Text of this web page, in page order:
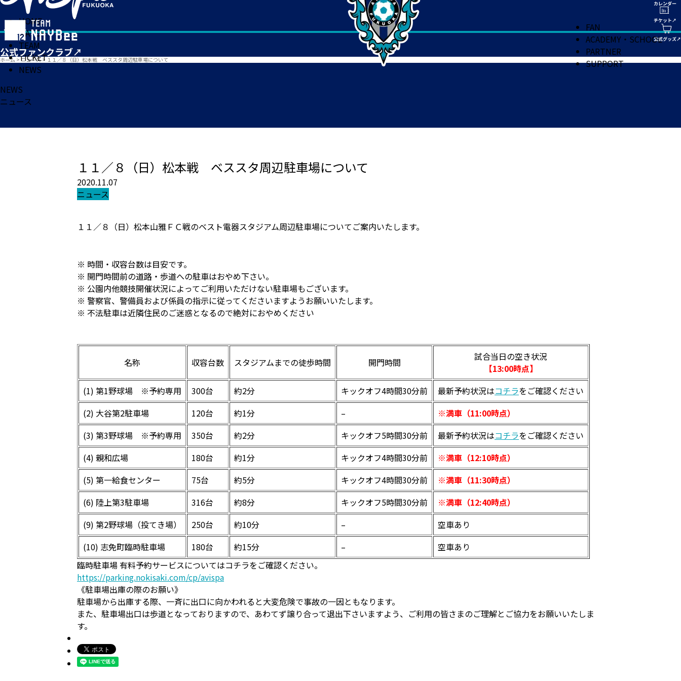
HOME
MATCH
TEAM
TICKET
NEWS
FAN
ACADEMY・SCHOOL
PARTNER
SUPPORT
ホーム > ニュース> １１／８（日）松本戦 ベススタ周辺駐車場について
NEWS
ニュース
１１／８（日）松本戦 ベススタ周辺駐車場について
2020.11.07
ニュース
１１／８（日）松本山雅ＦＣ戦のベスト電器スタジアム周辺駐車場についてご案内いたします。
※ 時間・収容台数は目安です。
※ 開門時間前の道路・歩道への駐車はおやめ下さい。
※ 公園内他競技開催状況によってご利用いただけない駐車場もございます。
※ 警察官、警備員および係員の指示に従ってくださいますようお願いいたします。
※ 不法駐車は近隣住民のご迷惑となるので絶対におやめください
名称 収容台数 スタジアムまでの徒歩時間 開門時間
試合当日の空き状況
【13:00時点】
(1) 第1野球場 ※予約専用
300台 約2分 キックオフ4時間30分前 最新予約状況はコチラをご確認ください
(2) 大谷第2駐車場
120台 約1分 –
※満車（11:00時点）
(3) 第3野球場 ※予約専用
350台 約2分 キックオフ5時間30分前 最新予約状況はコチラをご確認ください
(4) 親和広場
180台 約1分 キックオフ4時間30分前
※満車（12:10時点）
(5) 第一給食センター
75台 約5分 キックオフ4時間30分前
※満車（11:30時点）
(6) 陸上第3駐車場
316台 約8分 キックオフ5時間30分前
※満車（12:40時点）
(9) 第2野球場（投てき場）
250台 約10分 –
空車あり
(10) 志免町臨時駐車場
180台 約15分 –
空車あり
臨時駐車場 有料予約サービスについてはコチラをご確認ください。
https://parking.nokisaki.com/cp/avispa
《駐車場出庫の際のお願い》
駐車場から出庫する際、一斉に出口に向かわれると大変危険で事故の一因ともなります。
また、駐車場出口は歩道となっておりますので、あわてず譲り合って退出下さいますよう、ご利用の皆さまのご理解とご協力をお願いいたしま
す。